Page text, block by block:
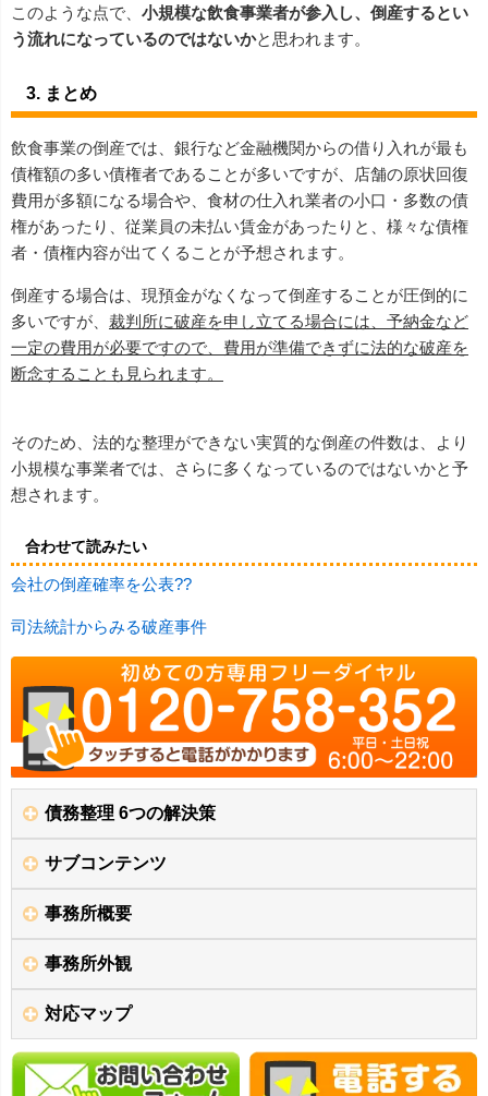
このような点で、 小規模な飲食事業者が参入し、倒産するとい
う流れになっているのではないかと思われます。
3. まとめ
飲食事業の倒産では、銀行など金融機関からの借り入れが最も
債権額の多い債権者であることが多いですが、店舗の原状回復
費用が多額になる場合や、食材の仕入れ業者の小口・多数の債
権があったり、従業員の未払い賃金があったりと、様々な債権
者・債権内容が出てくることが予想されます。
倒産する場合は、現預金がなくなって倒産することが圧倒的に
多いですが、 裁判所に破産を申し立てる場合には、予納金など
一定の費用が必要ですので、費用が準備できずに法的な破産を
断念することも見られます。
そのため、法的な整理ができない実質的な倒産の件数は、より
小規模な事業者では、さらに多くなっているのではないかと予
想されます。
合わせて読みたい
会社の倒産確率を公表??
司法統計からみる破産事件
債務整理 6つの解決策
サブコンテンツ
事務所概要
事務所外観
対応マップ